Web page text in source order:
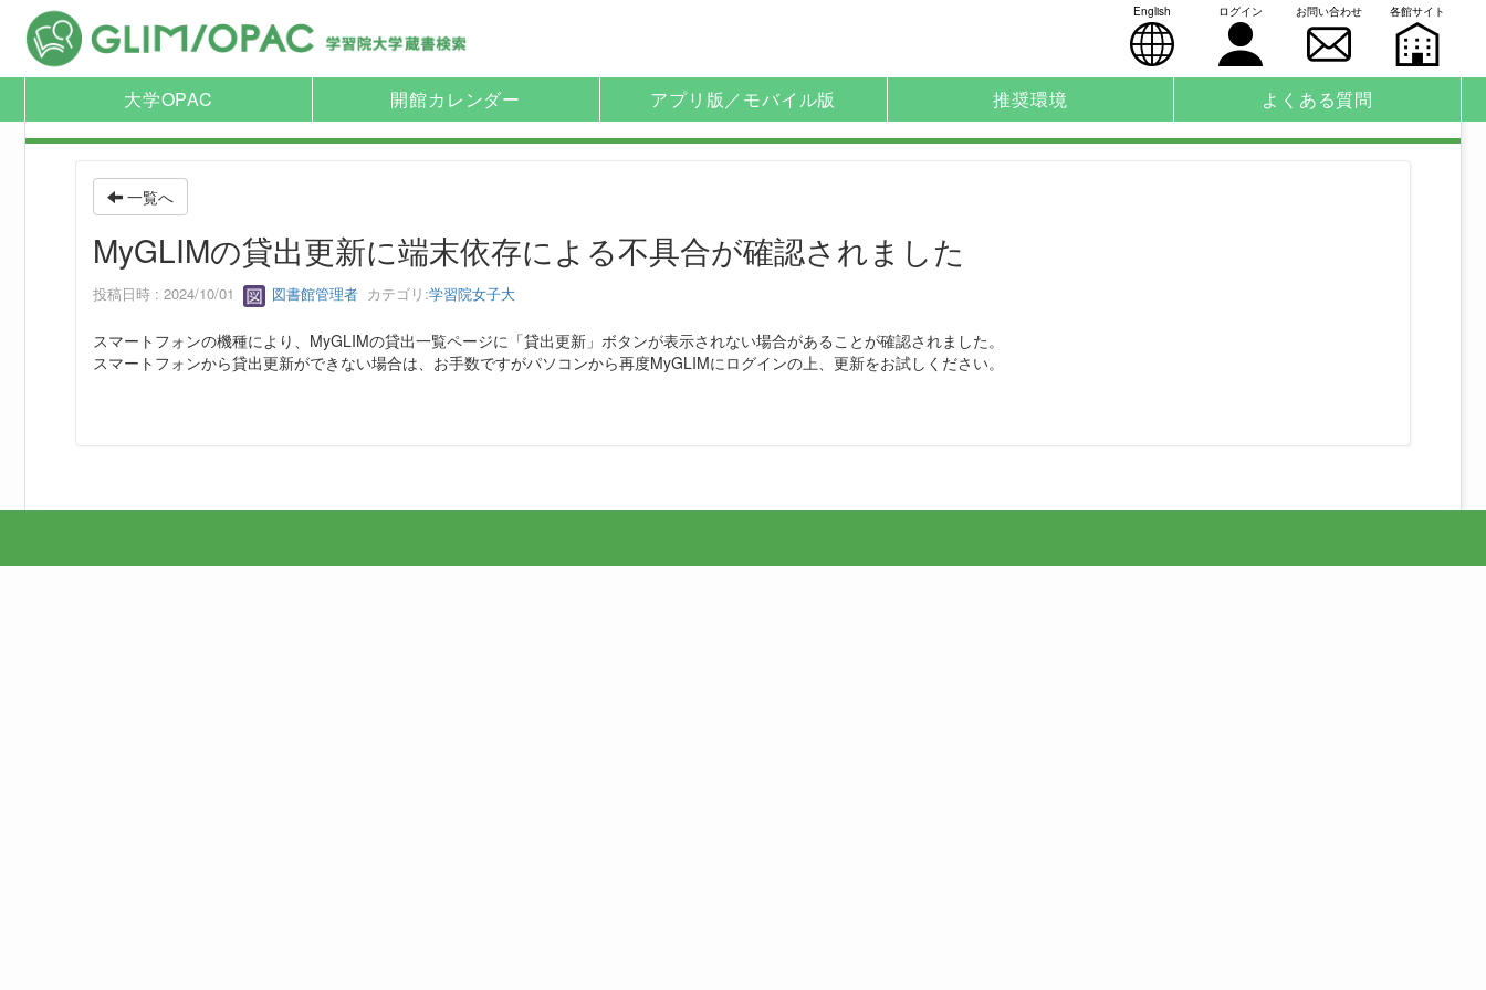
English ログイン お問い合わせ 各館サイト
大学OPAC 開館カレンダー アプリ版／モバイル版 推奨環境 よくある質問
一覧へ
MyGLIMの貸出更新に端末依存による不具合が確認されました
投稿日時 : 2024/10/01 図書館管理者 カテゴリ:学習院女子大
スマートフォンの機種により、MyGLIMの貸出一覧ページに「貸出更新」ボタンが表示されない場合があることが確認されました。
スマートフォンから貸出更新ができない場合は、お手数ですがパソコンから再度MyGLIMにログインの上、更新をお試しください。